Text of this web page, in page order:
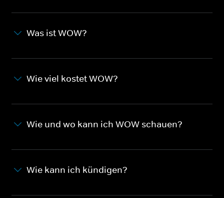
Was ist WOW?
Wie viel kostet WOW?
Wie und wo kann ich WOW schauen?
Wie kann ich kündigen?